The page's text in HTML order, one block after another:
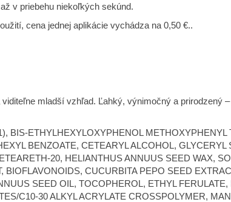
v priebehu niekoľkých sekúnd.
cena jednej aplikácie vychádza na 0,50 €..
mladší vzhľad. Ľahký, výnimočný a prirodzený
BIS-ETHYLHEXYLOXYPHENOL METHOXYPHENYL
BENZOATE, CETEARYL ALCOHOL, GLYCERYL
20, HELIANTHUS ANNUUS SEED WAX,
CUCURBITA PEPO SEED
SEED OIL, TOCOPHEROL, ETHYL
C10-30 ALKYL ACRYLATE CROSSPOLYMER,